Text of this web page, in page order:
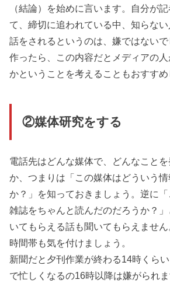
（結論）を始めに言います。自分が
て、締切に追われている中、知らな
話をされるというのは、嫌ではない
作ったら、この内容だとメディアの
かということを考えることもおすすめ
②媒体研究をする
電話先はどんな媒体で、どんなこと
か、つまりは「この媒体はどういう
か？」を知っておきましょう。逆に
雑誌をちゃんと読んだのだろうか？
いてもらえる話も聞いてもらえませ
時間帯も気を付けましょう。
新聞だと夕刊作業が終わる14時くら
で忙しくなるの16時以降は嫌がられ